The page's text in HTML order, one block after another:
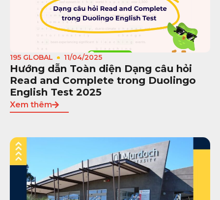
195 GLOBAL 11/04/2025
Hướng dẫn Toàn diện Dạng câu hỏi
Read and Complete trong Duolingo
English Test 2025
Xem thêm